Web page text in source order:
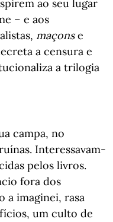
ao seu lugar
– e aos
maçonse
a censura e
a trilogia
campa, no
Interessavam-
pelos livros.
fora dos
a imaginei, rasa
um culto de